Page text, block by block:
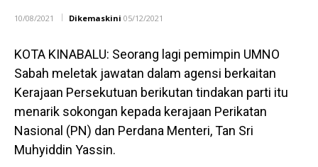
10/08/2021 Dikemaskini 05/12/2021
KOTA KINABALU: Seorang lagi pemimpin UMNO
Sabah meletak jawatan dalam agensi berkaitan
Kerajaan Persekutuan berikutan tindakan parti itu
menarik sokongan kepada kerajaan Perikatan
Nasional (PN) dan Perdana Menteri, Tan Sri
Muhyiddin Yassin.